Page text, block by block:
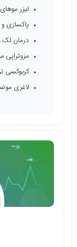
لیزر
درمان
مزوتراپی
کربوکسی
لاغری